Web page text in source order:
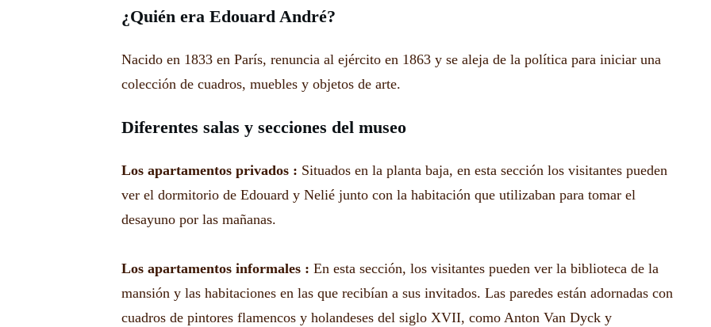
¿Quién era Edouard André?
Nacido en 1833 en París, renuncia al ejército en 1863 y se aleja de la política para iniciar una
colección de cuadros, muebles y objetos de arte.
Diferentes salas y secciones del museo
Los apartamentos privados : Situados en la planta baja, en esta sección los visitantes pueden
ver el dormitorio de Edouard y Nelié junto con la habitación que utilizaban para tomar el
desayuno por las mañanas.
Los apartamentos informales : En esta sección, los visitantes pueden ver la biblioteca de la
mansión y las habitaciones en las que recibían a sus invitados. Las paredes están adornadas con
cuadros de pintores flamencos y holandeses del siglo XVII, como Anton Van Dyck y